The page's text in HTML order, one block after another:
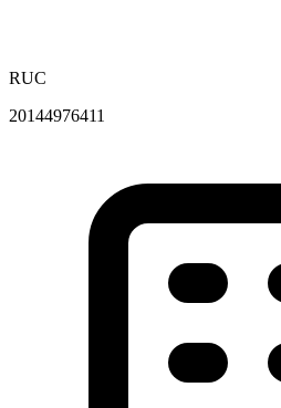
RUC
20144976411